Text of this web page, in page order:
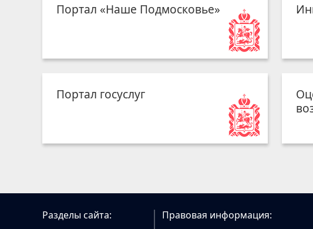
Портал «Наше Подмосковье»
Портал госуслуг
Разделы сайта: Правовая информация: